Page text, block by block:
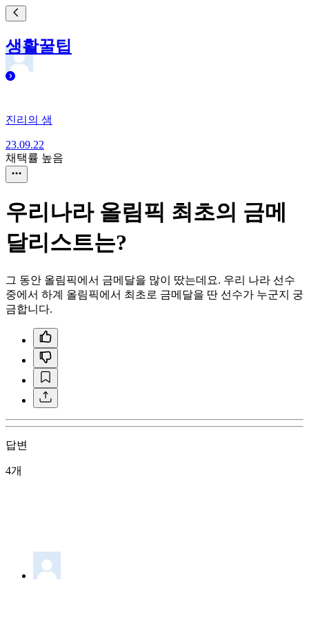
생활꿀팁
진리의 샘
23.09.22
채택률 높음
우리나라 올림픽 최초의 금메
달리스트는?
그 동안 올림픽에서 금메달을 많이 땄는데요. 우리 나라 선수
중에서 하계 올림픽에서 최초로 금메달을 딴 선수가 누군지 궁
금합니다.
답변
4개